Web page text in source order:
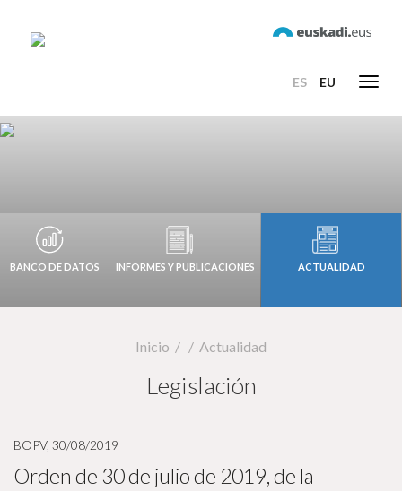
ES EU
BANCO DE DATOS INFORMES Y PUBLICACIONES ACTUALIDAD
Inicio Actualidad
Legislación
BOPV, 30/08/2019
Orden de 30 de julio de 2019, de la